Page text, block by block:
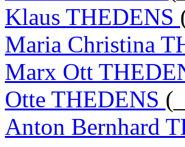
Klaus THEDENS
Maria Christina
Marx Ott
Otte THEDENS
Anton Bernhard